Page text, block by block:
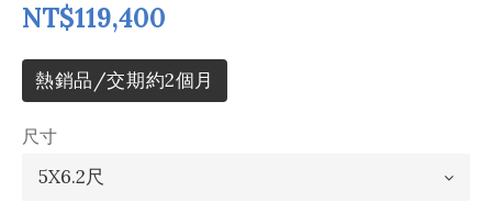
NT$119,400
熱銷品/交期約2個月
尺寸